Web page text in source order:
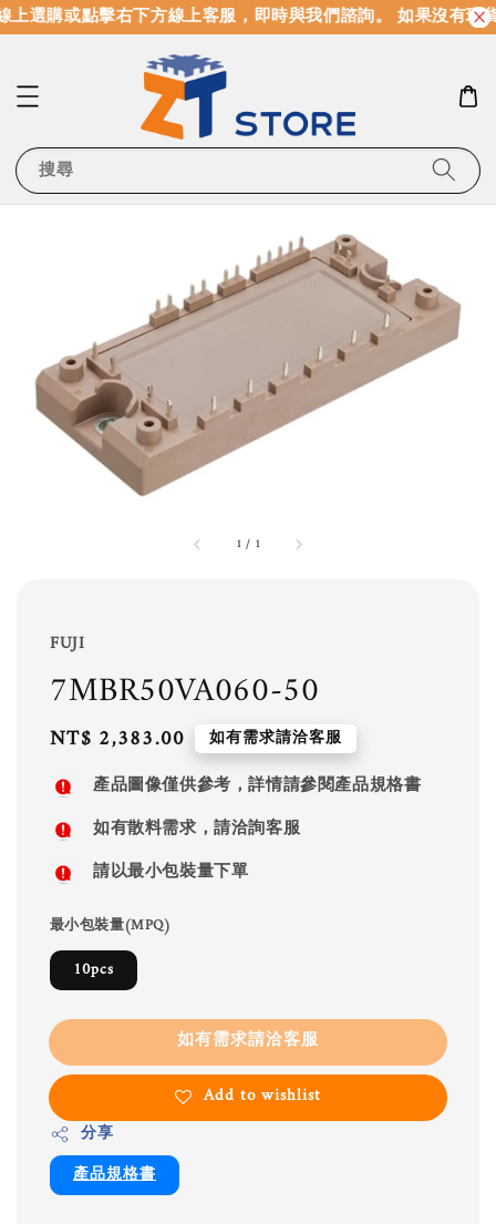
選購或點擊右下方線上客服，即時與我們諮詢。 如果沒有現
搜尋
1 / 1
FUJI
7MBR50VA060-50
Regular
price
NT$ 2,383.00 如有需求請洽客服
產品圖像僅供參考，詳情請參閱產品規格書
如有散料需求，請洽詢客服
請以最小包裝量下單
最小包裝量(MPQ)
10pcs
如有需求請洽客服
Add to wishlist
分享
產品規格書